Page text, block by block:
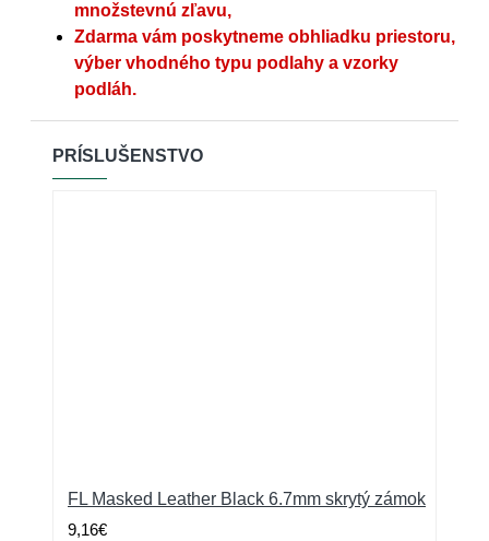
množstevnú zľavu,
Zdarma vám poskytneme obhliadku priestoru,
výber vhodného typu podlahy a vzorky
podláh.
PRÍSLUŠENSTVO
FL Masked Leather Black 6.7mm skrytý zámok
9,16€